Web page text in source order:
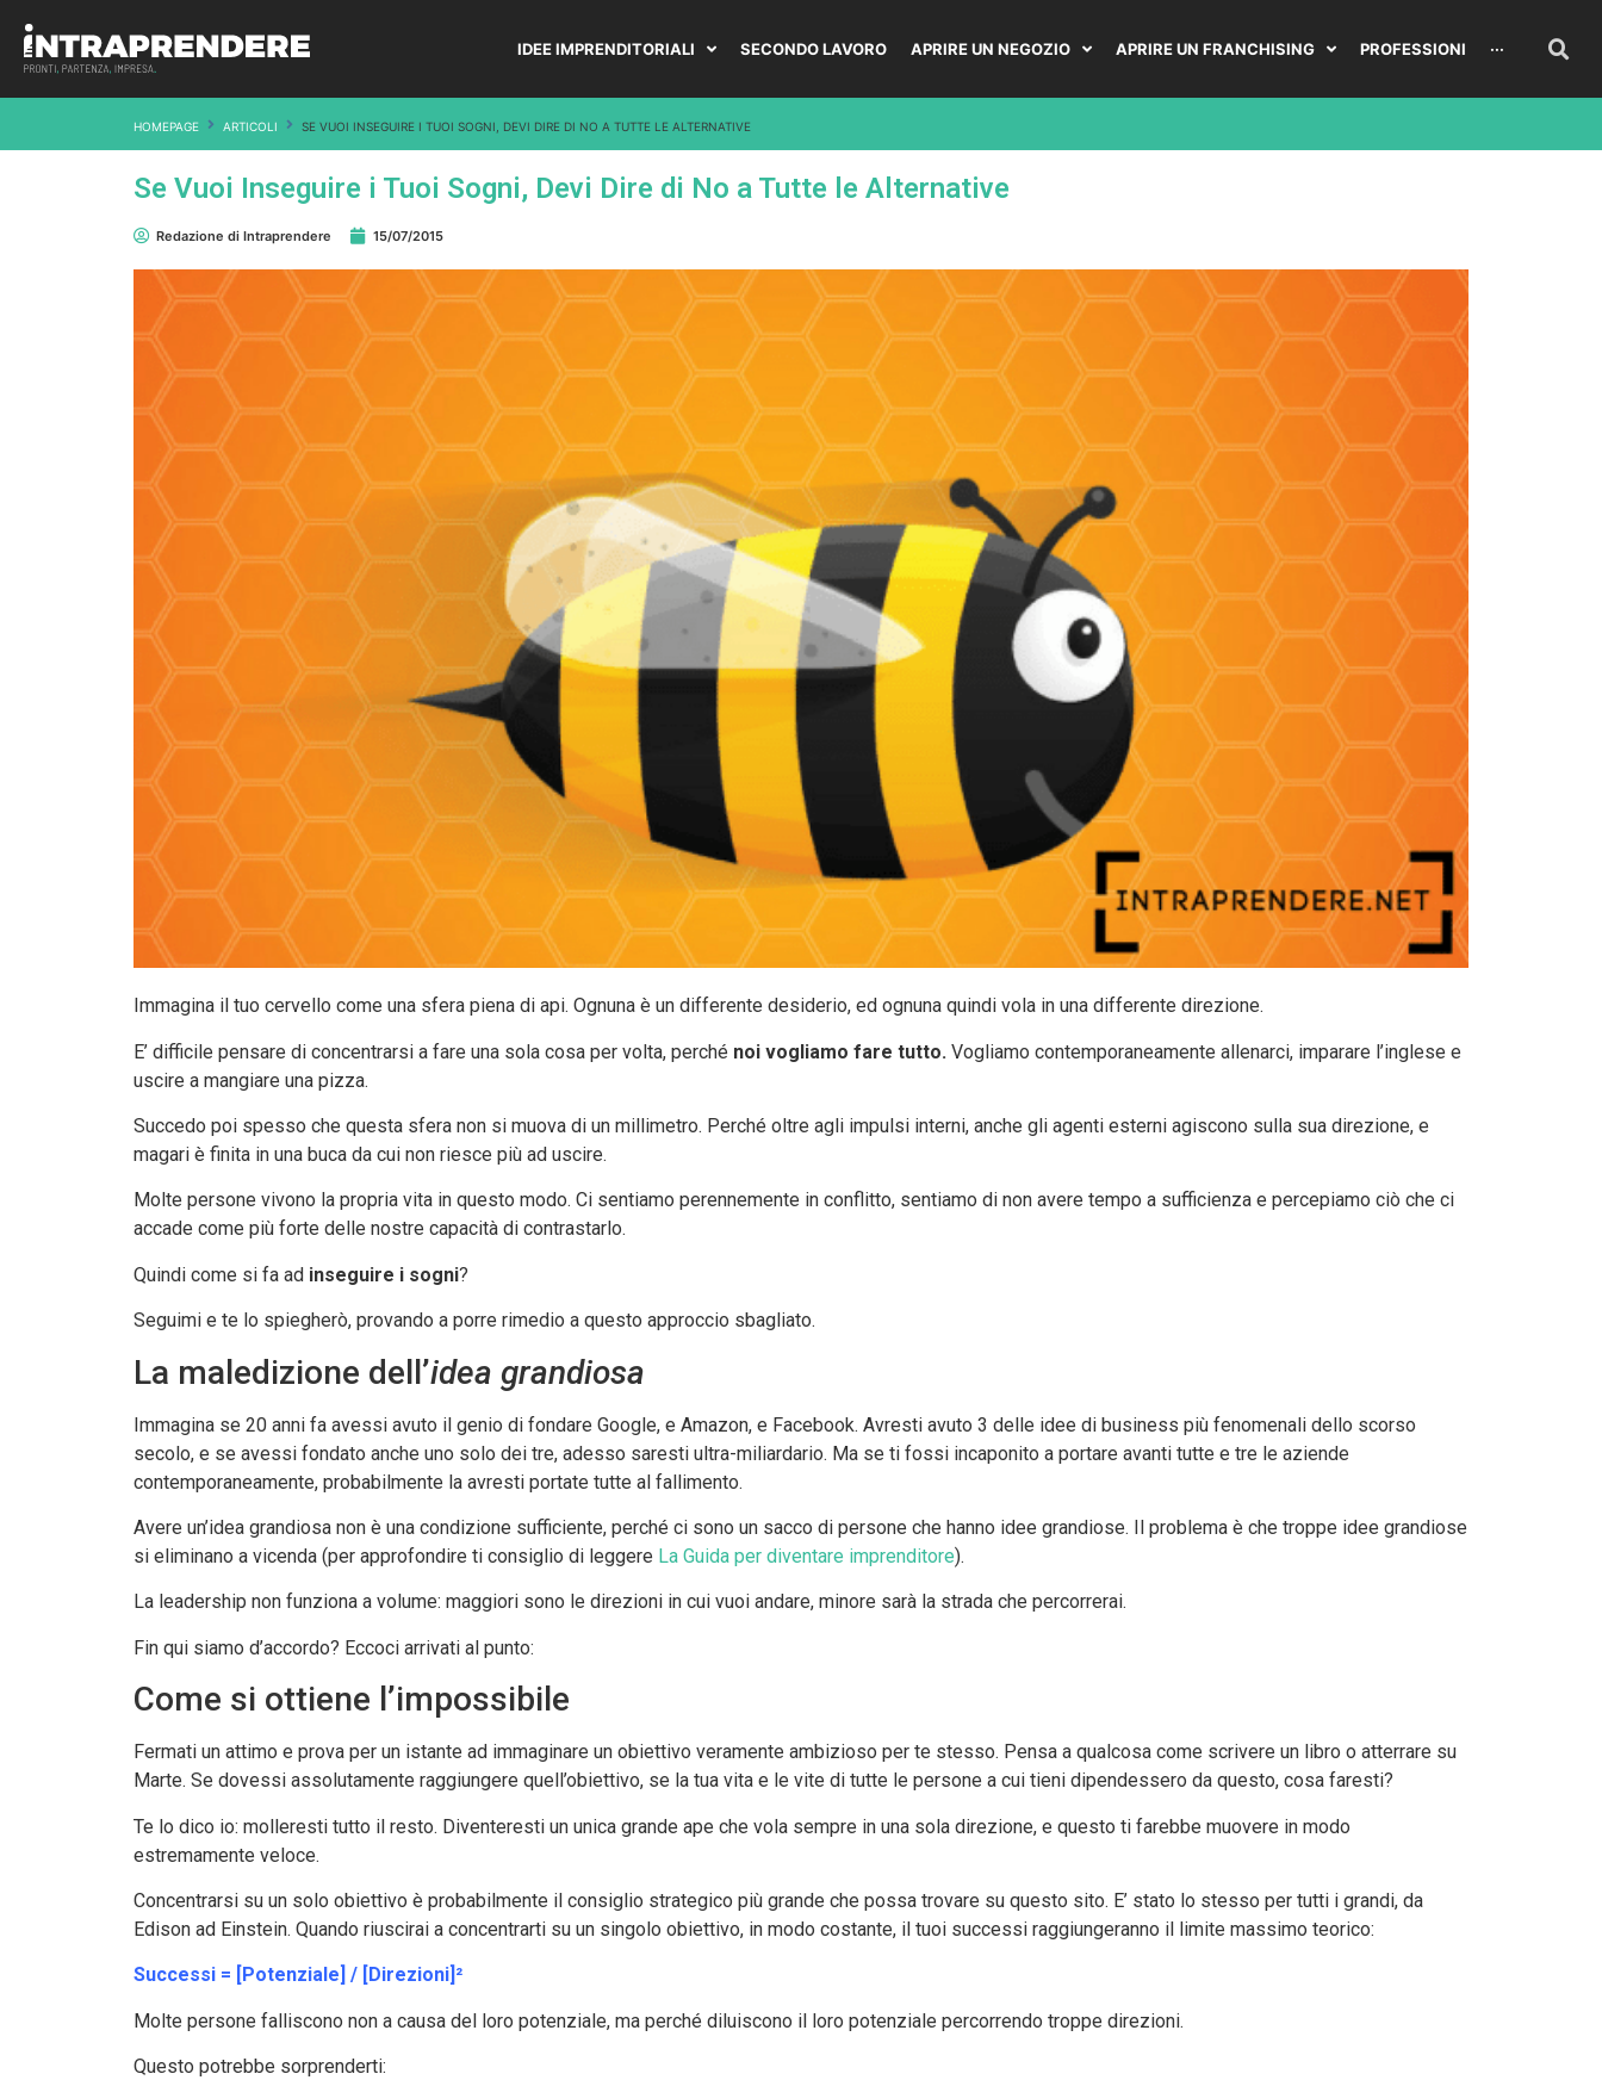
IDEE IMPRENDITORIALI SECONDO LAVORO APRIRE UN NEGOZIO APRIRE UN FRANCHISING PROFESSIONI ···
HOMEPAGE ARTICOLI SE VUOI INSEGUIRE I TUOI SOGNI, DEVI DIRE DI NO A TUTTE LE ALTERNATIVE
Se Vuoi Inseguire i Tuoi Sogni, Devi Dire di No a Tutte le Alternative
Redazione di Intraprendere 15/07/2015
Immagina il tuo cervello come una sfera piena di api. Ognuna è un differente desiderio, ed ognuna quindi vola in una differente direzione.
E’ difficile pensare di concentrarsi a fare una sola cosa per volta, perché noi vogliamo fare tutto. Vogliamo contemporaneamente allenarci, imparare l’inglese e
uscire a mangiare una pizza.
Succedo poi spesso che questa sfera non si muova di un millimetro. Perché oltre agli impulsi interni, anche gli agenti esterni agiscono sulla sua direzione, e
magari è finita in una buca da cui non riesce più ad uscire.
Molte persone vivono la propria vita in questo modo. Ci sentiamo perennemente in conflitto, sentiamo di non avere tempo a sufficienza e percepiamo ciò che ci
accade come più forte delle nostre capacità di contrastarlo.
Quindi come si fa ad inseguire i sogni?
Seguimi e te lo spiegherò, provando a porre rimedio a questo approccio sbagliato.
La maledizione dell’idea grandiosa
Immagina se 20 anni fa avessi avuto il genio di fondare Google, e Amazon, e Facebook. Avresti avuto 3 delle idee di business più fenomenali dello scorso
secolo, e se avessi fondato anche uno solo dei tre, adesso saresti ultra-miliardario. Ma se ti fossi incaponito a portare avanti tutte e tre le aziende
contemporaneamente, probabilmente la avresti portate tutte al fallimento.
Avere un’idea grandiosa non è una condizione sufficiente, perché ci sono un sacco di persone che hanno idee grandiose. Il problema è che troppe idee grandiose
si eliminano a vicenda (per approfondire ti consiglio di leggere La Guida per diventare imprenditore).
La leadership non funziona a volume: maggiori sono le direzioni in cui vuoi andare, minore sarà la strada che percorrerai.
Fin qui siamo d’accordo? Eccoci arrivati al punto:
Come si ottiene l’impossibile
Fermati un attimo e prova per un istante ad immaginare un obiettivo veramente ambizioso per te stesso. Pensa a qualcosa come scrivere un libro o atterrare su
Marte. Se dovessi assolutamente raggiungere quell’obiettivo, se la tua vita e le vite di tutte le persone a cui tieni dipendessero da questo, cosa faresti?
Te lo dico io: molleresti tutto il resto. Diventeresti un unica grande ape che vola sempre in una sola direzione, e questo ti farebbe muovere in modo
estremamente veloce.
Concentrarsi su un solo obiettivo è probabilmente il consiglio strategico più grande che possa trovare su questo sito. E’ stato lo stesso per tutti i grandi, da
Edison ad Einstein. Quando riuscirai a concentrarti su un singolo obiettivo, in modo costante, il tuoi successi raggiungeranno il limite massimo teorico:
Successi = [Potenziale] / [Direzioni]²
Molte persone falliscono non a causa del loro potenziale, ma perché diluiscono il loro potenziale percorrendo troppe direzioni.
Questo potrebbe sorprenderti: